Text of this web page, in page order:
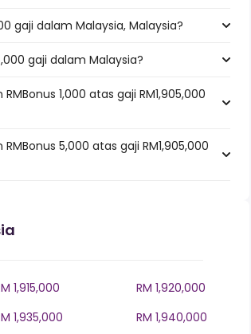
gaji dalam Malaysia, Malaysia?
gaji dalam Malaysia?
1,000 atas gaji RM1,905,000
5,000 atas gaji RM1,905,000
1,915,000
RM 1,920,000
1,935,000
RM 1,940,000